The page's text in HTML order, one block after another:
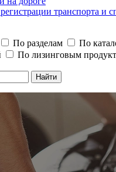
транспорта и
По разделам
По
По лизинговым
Найти